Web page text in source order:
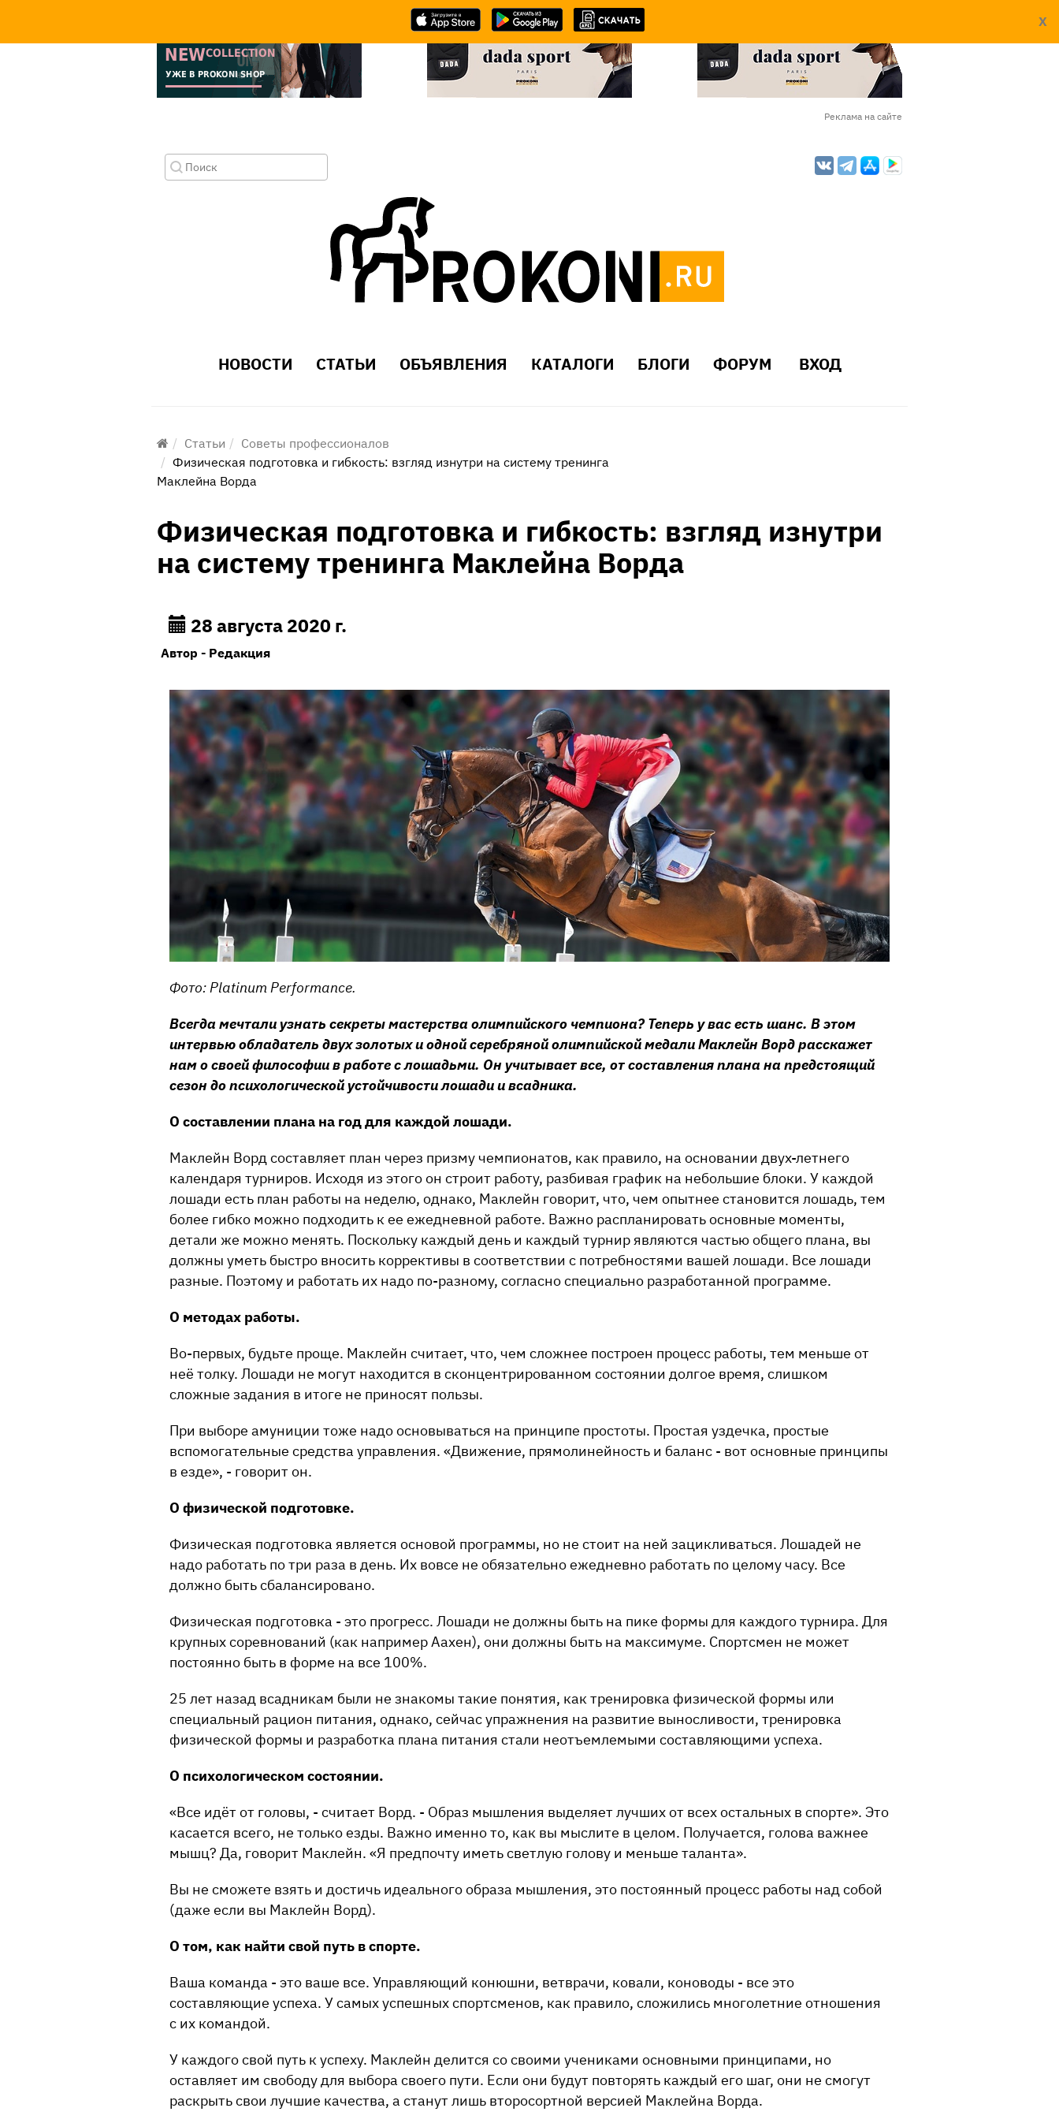
X
Реклама на сайте
НОВОСТИ СТАТЬИ ОБЪЯВЛЕНИЯ КАТАЛОГИ БЛОГИ ФОРУМ ВХОД
Статьи
Советы профессионалов
​Физическая подготовка и гибкость: взгляд изнутри на систему тренинга
Маклейна Ворда
​Физическая подготовка и гибкость: взгляд изнутри
на систему тренинга Маклейна Ворда
28 августа 2020 г.
Автор - Редакция
Фото: Platinum Performance.
Всегда мечтали узнать секреты мастерства олимпийского чемпиона? Теперь у вас есть шанс. В этом
интервью обладатель двух золотых и одной серебряной олимпийской медали Маклейн Ворд расскажет
нам о своей философии в работе с лошадьми. Он учитывает все, от составления плана на предстоящий
сезон до психологической устойчивости лошади и всадника.
О составлении плана на год для каждой лошади.
Маклейн Ворд составляет план через призму чемпионатов, как правило, на основании двух-летнего
календаря турниров. Исходя из этого он строит работу, разбивая график на небольшие блоки. У каждой
лошади есть план работы на неделю, однако, Маклейн говорит, что, чем опытнее становится лошадь, тем
более гибко можно подходить к ее ежедневной работе. Важно распланировать основные моменты,
детали же можно менять. Поскольку каждый день и каждый турнир являются частью общего плана, вы
должны уметь быстро вносить коррективы в соответствии с потребностями вашей лошади. Все лошади
разные. Поэтому и работать их надо по-разному, согласно специально разработанной программе.
О методах работы.
Во-первых, будьте проще. Маклейн считает, что, чем сложнее построен процесс работы, тем меньше от
неё толку. Лошади не могут находится в сконцентрированном состоянии долгое время, слишком
сложные задания в итоге не приносят пользы.
При выборе амуниции тоже надо основываться на принципе простоты. Простая уздечка, простые
вспомогательные средства управления. «Движение, прямолинейность и баланс - вот основные принципы
в езде», - говорит он.
О физической подготовке.
Физическая подготовка является основой программы, но не стоит на ней зацикливаться. Лошадей не
надо работать по три раза в день. Их вовсе не обязательно ежедневно работать по целому часу. Все
должно быть сбалансировано.
Физическая подготовка - это прогресс. Лошади не должны быть на пике формы для каждого турнира. Для
крупных соревнований (как например Аахен), они должны быть на максимуме. Спортсмен не может
постоянно быть в форме на все 100%.
25 лет назад всадникам были не знакомы такие понятия, как тренировка физической формы или
специальный рацион питания, однако, сейчас упражнения на развитие выносливости, тренировка
физической формы и разработка плана питания стали неотъемлемыми составляющими успеха.
О психологическом состоянии.
«Все идёт от головы, - считает Ворд. - Образ мышления выделяет лучших от всех остальных в спорте». Это
касается всего, не только езды. Важно именно то, как вы мыслите в целом. Получается, голова важнее
мышц? Да, говорит Маклейн. «Я предпочту иметь светлую голову и меньше таланта».
Вы не сможете взять и достичь идеального образа мышления, это постоянный процесс работы над собой
(даже если вы Маклейн Ворд).
О том, как найти свой путь в спорте.
Ваша команда - это ваше все. Управляющий конюшни, ветврачи, ковали, коноводы - все это
составляющие успеха. У самых успешных спортсменов, как правило, сложились многолетние отношения
с их командой.
У каждого свой путь к успеху. Маклейн делится со своими учениками основными принципами, но
оставляет им свободу для выбора своего пути. Если они будут повторять каждый его шаг, они не смогут
раскрыть свои лучшие качества, а станут лишь второсортной версией Маклейна Ворда.